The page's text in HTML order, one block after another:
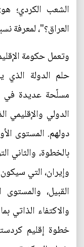
الشعب الكردي؛
العراق؟"، لمعرفة
وتعمل حكومة
حلم الدولة الذي
مسلّحة عديدة في
الدولي والإقليمي
دولهم. المستوى
بالخطوة، والثاني
وإيران، التي
القبيل،
والاكتفاء الذاتي
خطوة إقليم